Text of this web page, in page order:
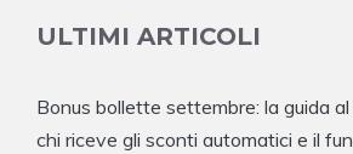
ULTIMI ARTICOLI
Bonus bollette settembre: la guida al
chi riceve gli sconti automatici e il